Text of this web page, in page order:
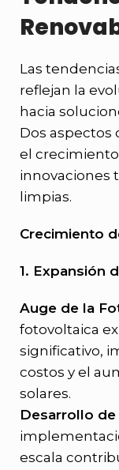
Las
reflejan la
hacia
Dos aspectos
el
innovaciones
limpias.
Crecimiento
1. Expansión
Auge de la
fotovoltaica
significativo,
costos y el
solares.
Desarrollo de
escala